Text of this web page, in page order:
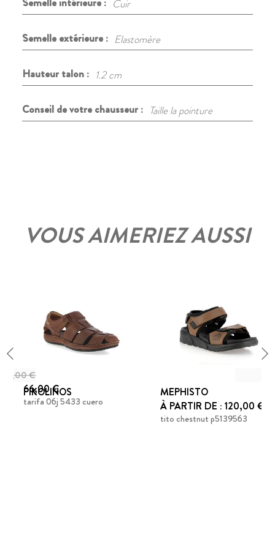
Cuir
Semelle extérieure : Elastomère
Hauteur talon : 1.2 cm
Conseil de votre chausseur : Taille la pointure
VOUS AIMERIEZ AUSSI
PIKOLINOS
110,00 €
66,00 €
tarifa 06j 5433 cuero
MEPHISTO
À PARTIR DE : 120,00 €
tito chestnut p5139563